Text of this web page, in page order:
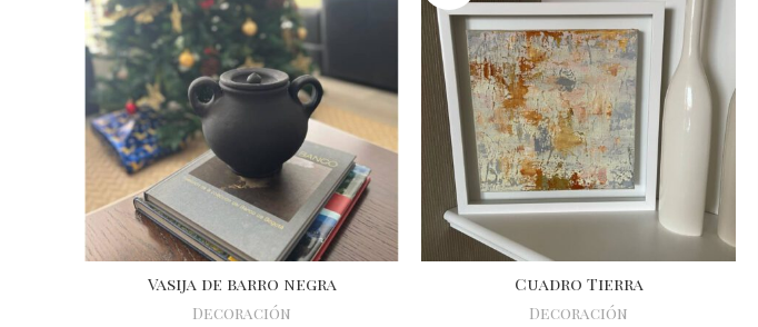
Vasija de barro negra
Decoración
Cuadro Tierra
Decoración